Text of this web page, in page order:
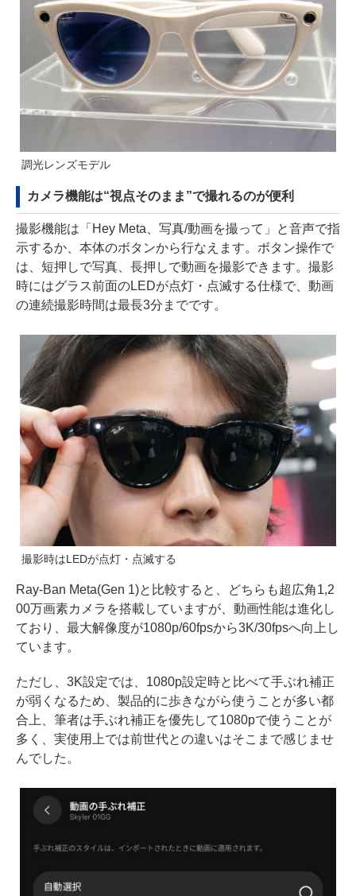
調光レンズモデル
カメラ機能は“視点そのまま”で撮れるのが便利
撮影機能は「Hey Meta、写真/動画を撮って」と音声で指
示するか、本体のボタンから行なえます。ボタン操作で
は、短押しで写真、長押しで動画を撮影できます。撮影
時にはグラス前面のLEDが点灯・点滅する仕様で、動画
の連続撮影時間は最長3分までです。
撮影時はLEDが点灯・点滅する
Ray-Ban Meta(Gen 1)と比較すると、どちらも超広角1,2
00万画素カメラを搭載していますが、動画性能は進化し
ており、最大解像度が1080p/60fpsから3K/30fpsへ向上し
ています。
ただし、3K設定では、1080p設定時と比べて手ぶれ補正
が弱くなるため、製品的に歩きながら使うことが多い都
合上、筆者は手ぶれ補正を優先して1080pで使うことが
多く、実使用上では前世代との違いはそこまで感じませ
んでした。